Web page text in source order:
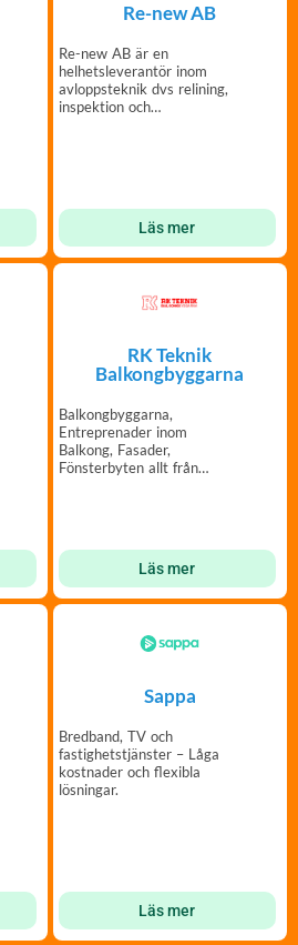
Re-new AB
Re-new AB är en
helhetsleverantör inom
avloppsteknik dvs relining,
inspektion och
Läs mer
RK Teknik
Balkongbyggarna
Balkongbyggarna,
Entreprenader inom
Balkong, Fasader,
Fönsterbyten allt från
Läs mer
Sappa
Bredband, TV och
fastighetstjänster – Låga
kostnader och flexibla
lösningar.
Läs mer